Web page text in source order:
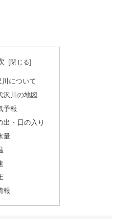
川について
沢川の地図
予報
出・日の入り
量
報